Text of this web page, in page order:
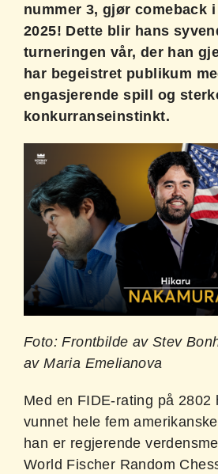
nummer 3, gjør comeback
2025! Dette blir hans
turneringen vår, der han
har begeistret publikum
engasjerende spill og
konkurranseinstinkt.
Foto: Frontbilde av Stev
av Maria Emelianova
Med en FIDE-rating på 2802
vunnet hele fem
han er regjerende
World Fischer Random